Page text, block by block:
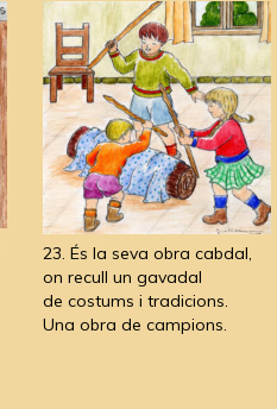
23. És la seva obra cabdal,
on recull un gavadal
de costums i tradicions.
Una obra de campions.